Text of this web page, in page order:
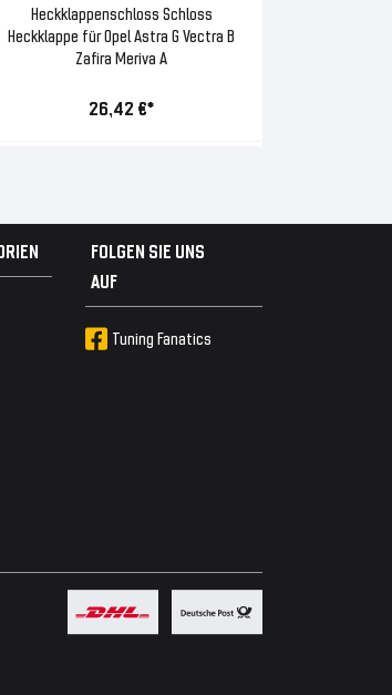
Heckklappenschloss Schloss
Heckklappe für Opel Astra G Vectra B
Zafira Meriva A
26,42 €*
FOLGEN SIE UNS
AUF
Tuning Fanatics